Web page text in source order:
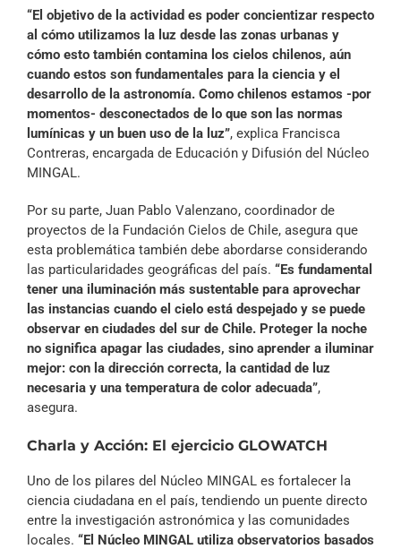
“El objetivo de la actividad es poder concientizar respecto
al cómo utilizamos la luz desde las zonas urbanas y
cómo esto también contamina los cielos chilenos, aún
cuando estos son fundamentales para la ciencia y el
desarrollo de la astronomía. Como chilenos estamos -por
momentos- desconectados de lo que son las normas
lumínicas y un buen uso de la luz”, explica Francisca
Contreras, encargada de Educación y Difusión del Núcleo
MINGAL.
Por su parte, Juan Pablo Valenzano, coordinador de
proyectos de la Fundación Cielos de Chile, asegura que
esta problemática también debe abordarse considerando
las particularidades geográficas del país. “Es fundamental
tener una iluminación más sustentable para aprovechar
las instancias cuando el cielo está despejado y se puede
observar en ciudades del sur de Chile. Proteger la noche
no significa apagar las ciudades, sino aprender a iluminar
mejor: con la dirección correcta, la cantidad de luz
necesaria y una temperatura de color adecuada”,
asegura.
Charla y Acción: El ejercicio GLOWATCH
Uno de los pilares del Núcleo MINGAL es fortalecer la
ciencia ciudadana en el país, tendiendo un puente directo
entre la investigación astronómica y las comunidades
locales. “El Núcleo MINGAL utiliza observatorios basados